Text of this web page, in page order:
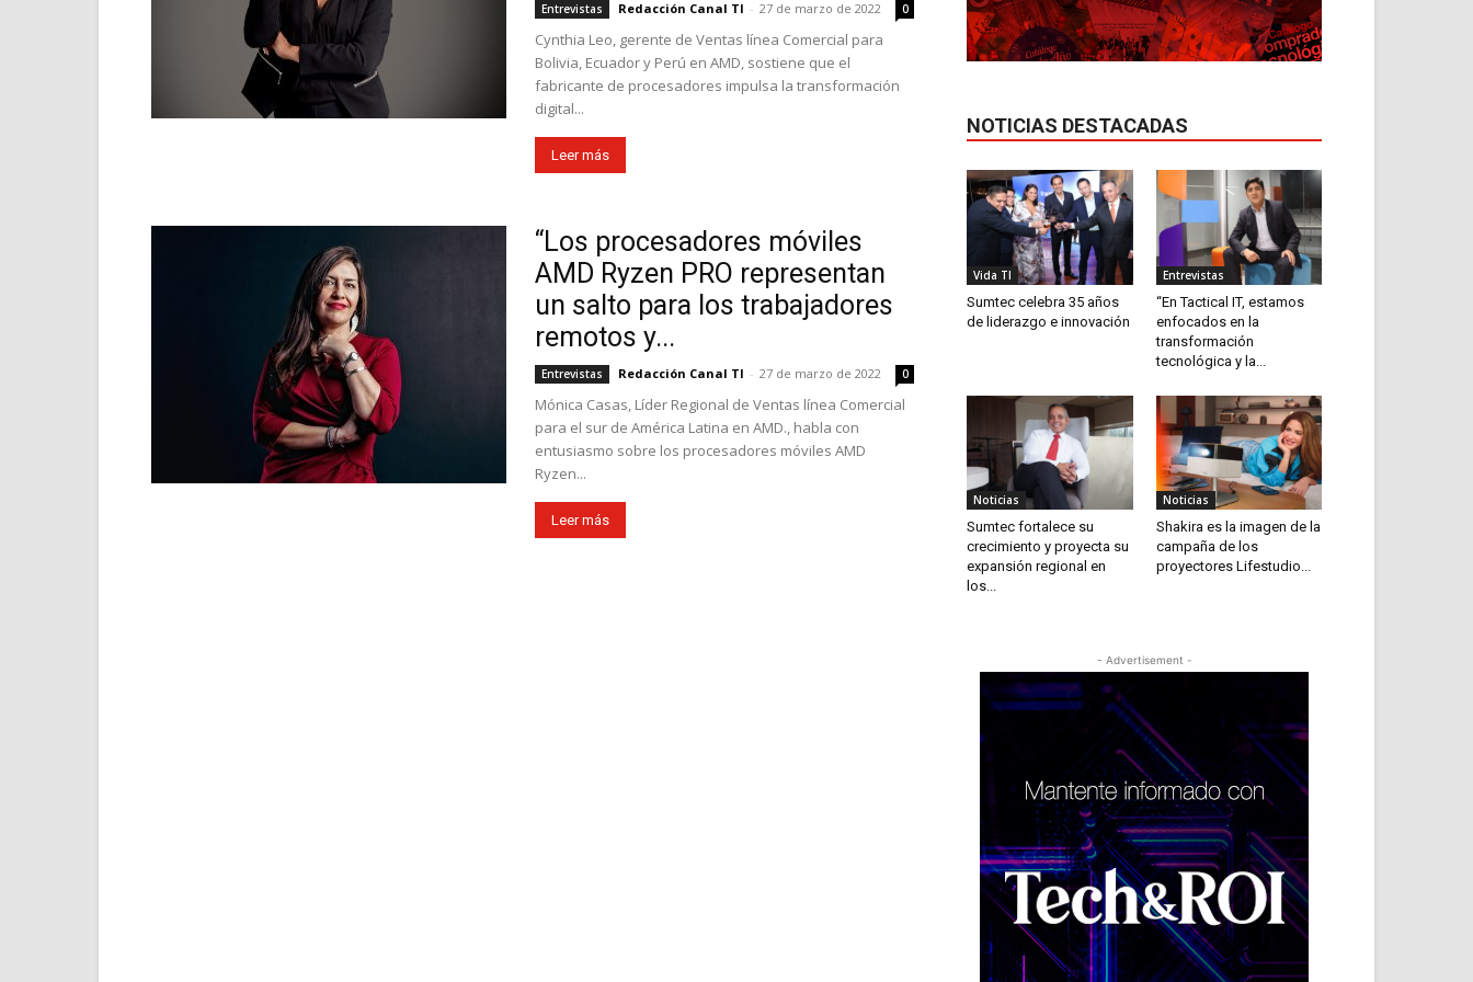
Entrevistas Redacción Canal TI - 27 de marzo de 2022 0
Cynthia Leo, gerente de Ventas línea Comercial para
Bolivia, Ecuador y Perú en AMD, sostiene que el
fabricante de procesadores impulsa la transformación
digital...
Leer más
“Los procesadores móviles
AMD Ryzen PRO representan
un salto para los trabajadores
remotos y...
Entrevistas Redacción Canal TI - 27 de marzo de 2022 0
Mónica Casas, Líder Regional de Ventas línea Comercial
para el sur de América Latina en AMD., habla con
entusiasmo sobre los procesadores móviles AMD
Ryzen...
Leer más
NOTICIAS DESTACADAS
Vida TI
Sumtec celebra 35 años
de liderazgo e innovación
Entrevistas
“En Tactical IT, estamos
enfocados en la
transformación
tecnológica y la...
Noticias
Sumtec fortalece su
crecimiento y proyecta su
expansión regional en
los...
Noticias
Shakira es la imagen de la
campaña de los
proyectores Lifestudio...
- Advertisement -